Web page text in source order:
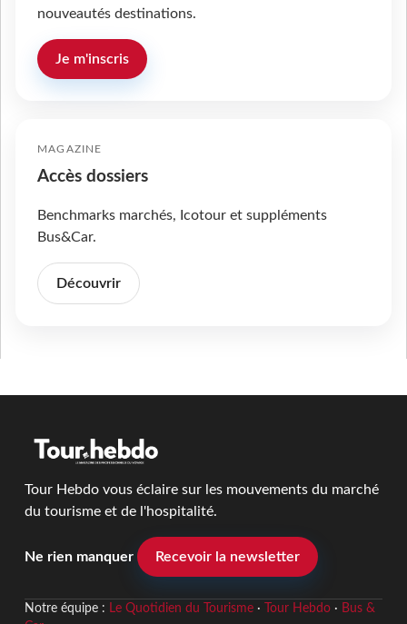
nouveautés destinations.
Je m'inscris
MAGAZINE
Accès dossiers
Benchmarks marchés, Icotour et suppléments
Bus&Car.
Découvrir
Tour Hebdo vous éclaire sur les mouvements du marché
du tourisme et de l'hospitalité.
Ne rien manquer Recevoir la newsletter
Notre équipe : Le Quotidien du Tourisme· Tour Hebdo· Bus &